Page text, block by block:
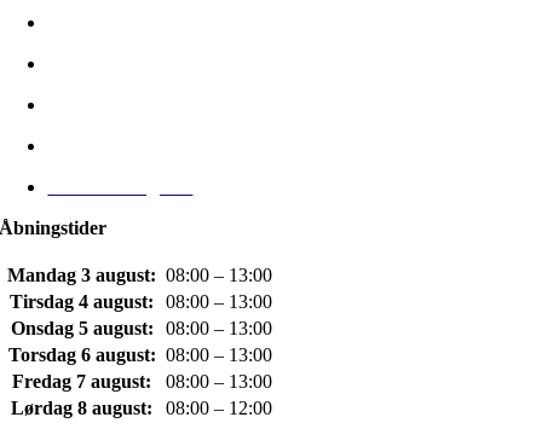
Åbningstider
Mandag 3 august: 08:00 – 13:00
Tirsdag 4 august:
08:00 – 13:00
Onsdag 5 august:
08:00 – 13:00
Torsdag 6 august: 08:00 – 13:00
Fredag 7 august:
08:00 – 13:00
Lørdag 8 august:
08:00 – 12:00